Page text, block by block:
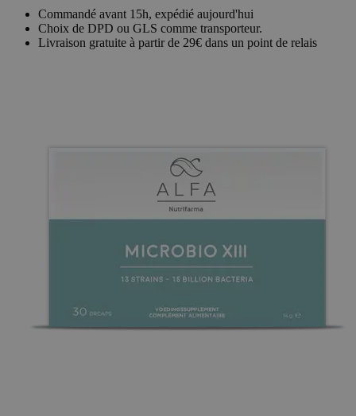
Commandé avant 15h, expédié aujourd'hui
Choix de DPD ou GLS comme transporteur.
Livraison gratuite à partir de 29€ dans un point de relais